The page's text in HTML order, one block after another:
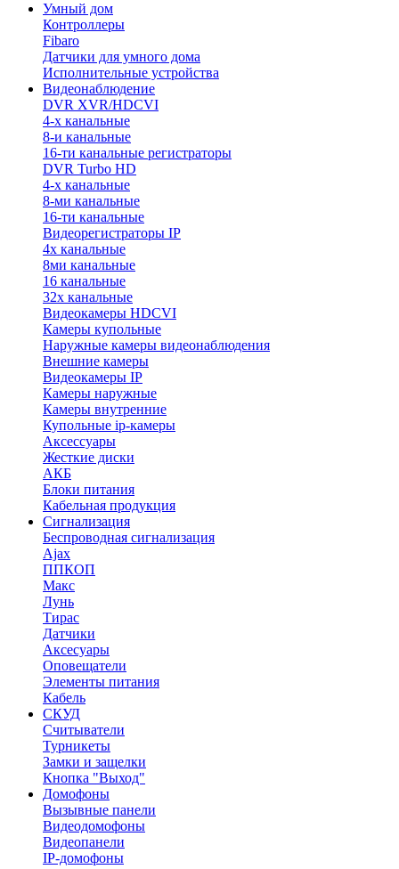
Умный дом
Контроллеры
Fibaro
Датчики для умного дома
Исполнительные устройства
Видеонаблюдение
DVR XVR/HDCVI
4-x канальные
8-и канальные
16-ти канальные регистраторы
DVR Turbo HD
4-х канальные
8-ми канальные
16-ти канальные
Видеорегистраторы IP
4х канальные
8ми канальные
16 канальные
32x канальные
Видеокамеры HDCVI
Камеры купольные
Наружные камеры видеонаблюдения
Внешние камеры
Видеокамеры IP
Камеры наружные
Камеры внутренние
Купольные ip-камеры
Аксессуары
Жесткие диски
АКБ
Блоки питания
Кабельная продукция
Сигнализация
Беспроводная сигнализация
Ajax
ППКОП
Макс
Лунь
Тирас
Датчики
Аксесуары
Оповещатели
Элементы питания
Кабель
СКУД
Считыватели
Турникеты
Замки и защелки
Кнопка "Выход"
Домофоны
Вызывные панели
Видеодомофоны
Видеопанели
IP-домофоны